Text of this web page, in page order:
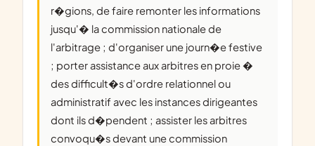
r�gions, de faire remonter les informations
jusqu'� la commission nationale de
l'arbitrage ; d'organiser une journ�e festive
; porter assistance aux arbitres en proie �
des difficult�s d'ordre relationnel ou
administratif avec les instances dirigeantes
dont ils d�pendent ; assister les arbitres
convoqu�s devant une commission